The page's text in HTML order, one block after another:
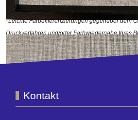
*Leichte Farbdifferenzierungen gegenüber dem
Druckverfahren und/oder Farbwiedergabe Ihres
Kontakt